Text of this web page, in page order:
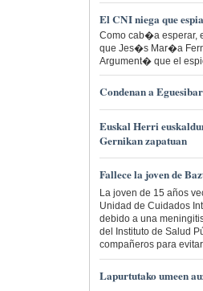
El CNI niega que
Como cab�a esperar,
que Jes�s Mar�a
Argument� que el
Condenan a
Euskal Herri
Gernikan zapatuan
Fallece la joven de
La joven de 15 años
Unidad de Cuidados
debido a una
del Instituto de Salud
compañeros para
Lapurtutako umeen